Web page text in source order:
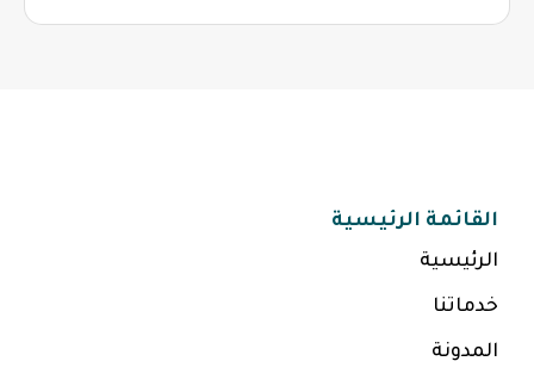
القائمة الرئيسية
الرئيسية
خدماتنا
المدونة